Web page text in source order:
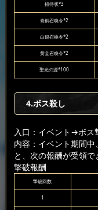
招待状*3
青銅召喚令*2
白銀召喚令*2
黄金召喚令*2
聖光の源*100
4.ボス殺し
入口：イベント →ボス
内容：イベント期間
と、次の報酬が受領で
撃破報酬
撃破回数
1